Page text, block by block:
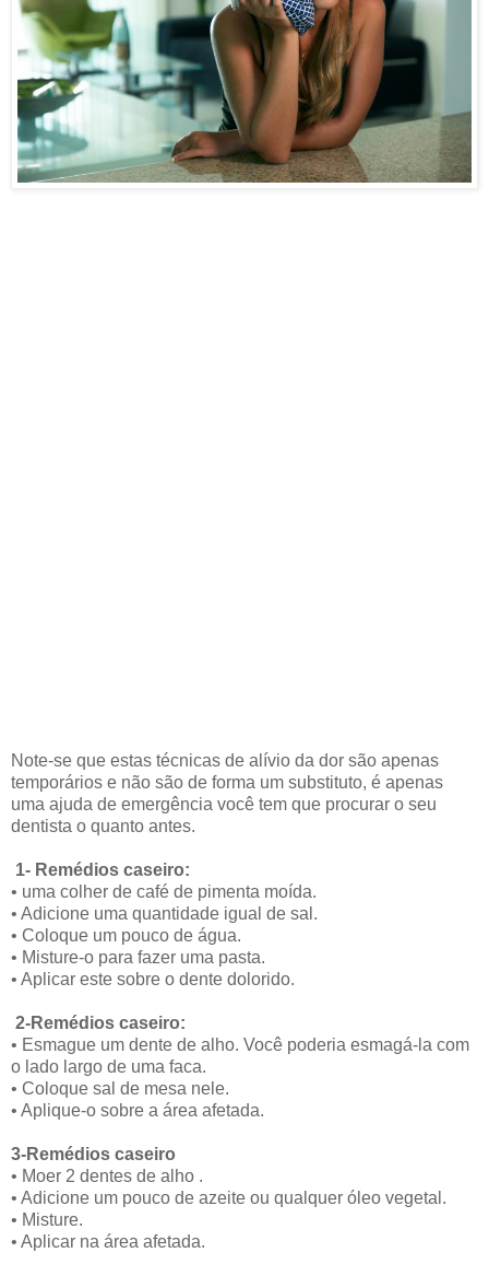
Note-se que estas técnicas de alívio da dor são apenas
temporários e não são de forma um substituto, é apenas
uma ajuda de emergência você tem que procurar o seu
dentista o quanto antes.
1- Remédios caseiro:
• uma colher de café de pimenta moída.
• Adicione uma quantidade igual de sal.
• Coloque um pouco de água.
• Misture-o para fazer uma pasta.
• Aplicar este sobre o dente dolorido.
2-Remédios caseiro:
• Esmague um dente de alho. Você poderia esmagá-la com
o lado largo de uma faca.
• Coloque sal de mesa nele.
• Aplique-o sobre a área afetada.
3-Remédios caseiro
• Moer 2 dentes de alho .
• Adicione um pouco de azeite ou qualquer óleo vegetal.
• Misture.
• Aplicar na área afetada.